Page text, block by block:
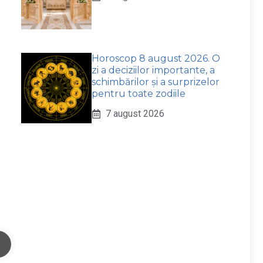
Horoscop 8 august 2026. O
zi a deciziilor importante, a
schimbărilor și a surprizelor
pentru toate zodiile
7 august 2026